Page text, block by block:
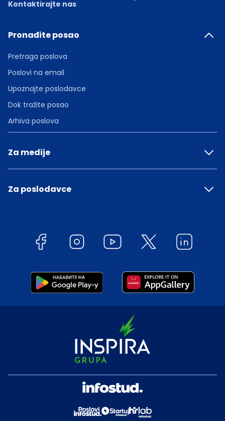
Kontaktirajte nas
Pronađite posao
Pretraga poslova
Poslovi na email
Upoznajte poslodavce
Dok tražite posao
Arhiva poslova
Za medije
Za poslodavce